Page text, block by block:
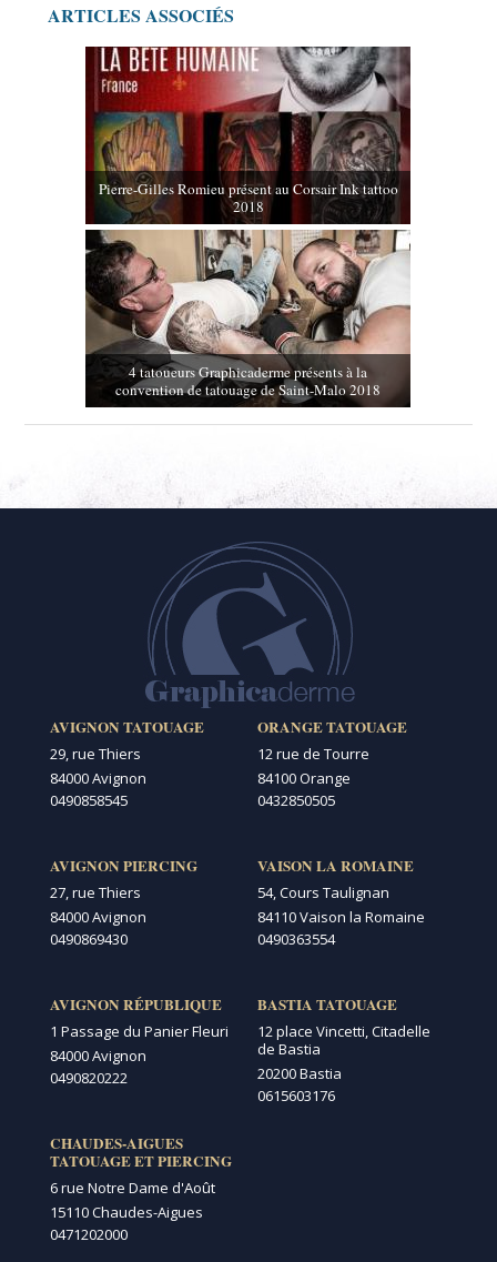
ARTICLES ASSOCIÉS
Pierre-Gilles Romieu présent au Corsair Ink tattoo
2018
4 tatoueurs Graphicaderme présents à la
convention de tatouage de Saint-Malo 2018
AVIGNON TATOUAGE
29, rue Thiers
84000 Avignon
0490858545
AVIGNON PIERCING
27, rue Thiers
84000 Avignon
0490869430
AVIGNON RÉPUBLIQUE
1 Passage du Panier Fleuri
84000 Avignon
0490820222
CHAUDES-AIGUES
TATOUAGE ET PIERCING
6 rue Notre Dame d'Août
15110 Chaudes-Aigues
0471202000
ORANGE TATOUAGE
12 rue de Tourre
84100 Orange
0432850505
VAISON LA ROMAINE
54, Cours Taulignan
84110 Vaison la Romaine
0490363554
BASTIA TATOUAGE
12 place Vincetti, Citadelle
de Bastia
20200 Bastia
0615603176